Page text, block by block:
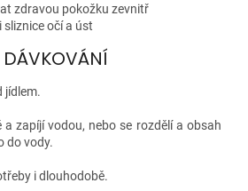
zdravou pokožku zevnitř
očí a úst
DÁVKOVÁNÍ
jídlem.
a zapíjí vodou, nebo se rozdělí a obsah
do vody.
i dlouhodobě.